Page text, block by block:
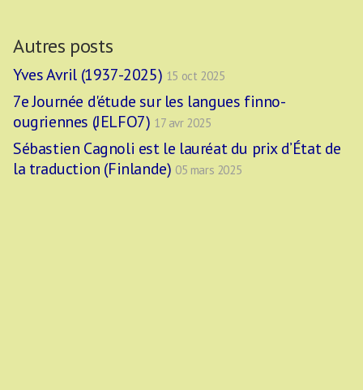
Autres posts
Yves Avril (1937-2025) 15 oct 2025
7e Journée d'étude sur les langues finno-
ougriennes (JELFO7) 17 avr 2025
Sébastien Cagnoli est le lauréat du prix d’État de
la traduction (Finlande) 05 mars 2025